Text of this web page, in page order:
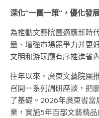
深化“一團一策”，優化發
為推動文藝院團適應新時
量、增強市場競爭力并更
文明和游玩廳有序推進省
往年以來，廣東文藝院團
召開一系列調研座談，把
了基礎。2026年廣東省
業，實施5年百部文藝精